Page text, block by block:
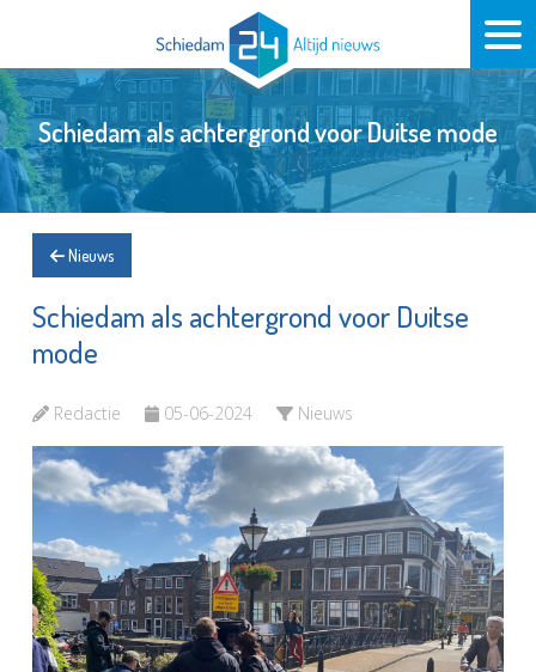
Schiedam als achtergrond voor Duitse mode
Nieuws
Schiedam als achtergrond voor Duitse
mode
Redactie 05-06-2024 Nieuws